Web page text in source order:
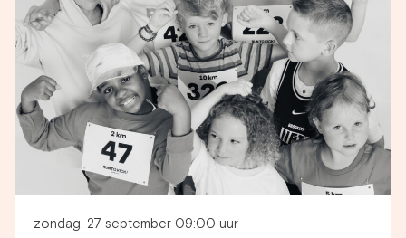
zondag, 27 september 09:00 uur